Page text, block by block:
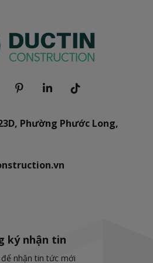
Phường Phước Long,
ký nhận tin
nhận tin tức mới